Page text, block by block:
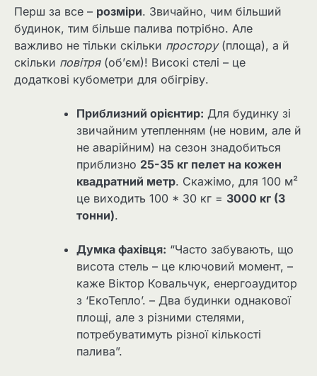
Перш за все – розміри. Звичайно, чим більший
будинок, тим більше палива потрібно. Але
важливо не тільки скільки простору(площа), а й
скільки повітря(об’єм)! Високі стелі – це
додаткові кубометри для обігріву.
Приблизний орієнтир: Для будинку зі
звичайним утепленням (не новим, але й
не аварійним) на сезон знадобиться
приблизно 25-35 кг пелет на кожен
квадратний метр. Скажімо, для 100 м²
це виходить 100 * 30 кг = 3000 кг (3
тонни).
Думка фахівця: “Часто забувають, що
висота стель – це ключовий момент, –
каже Віктор Ковальчук, енергоаудитор
з ‘ЕкоТепло’. – Два будинки однакової
площі, але з різними стелями,
потребуватимуть різної кількості
палива”.